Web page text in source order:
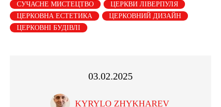
СУЧАСНЕ МИСТЕЦТВО
ЦЕРКВИ ЛІВЕРПУЛЯ
ЦЕРКОВНА ЕСТЕТИКА
ЦЕРКОВНИЙ ДИЗАЙН
ЦЕРКОВНІ БУДІВЛІ
03.02.2025
KYRYLO ZHYKHAREV